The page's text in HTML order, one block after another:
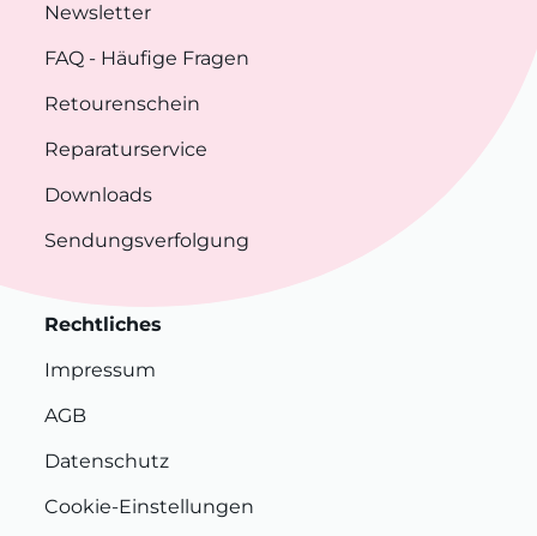
Newsletter
FAQ - Häufige Fragen
Retourenschein
Reparaturservice
Downloads
Sendungsverfolgung
Rechtliches
Impressum
AGB
Datenschutz
Cookie-Einstellungen